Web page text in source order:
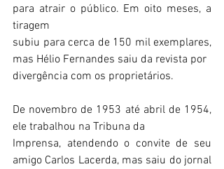
para atrair o público. Em oito meses, a
tiragem
subiu para cerca de 150 mil exemplares,
mas Hélio Fernandes saiu da revista por
divergência com os proprietários.
De novembro de 1953 até abril de 1954,
ele trabalhou na Tribuna da
Imprensa, atendendo o convite de seu
amigo Carlos Lacerda, mas saiu do jornal